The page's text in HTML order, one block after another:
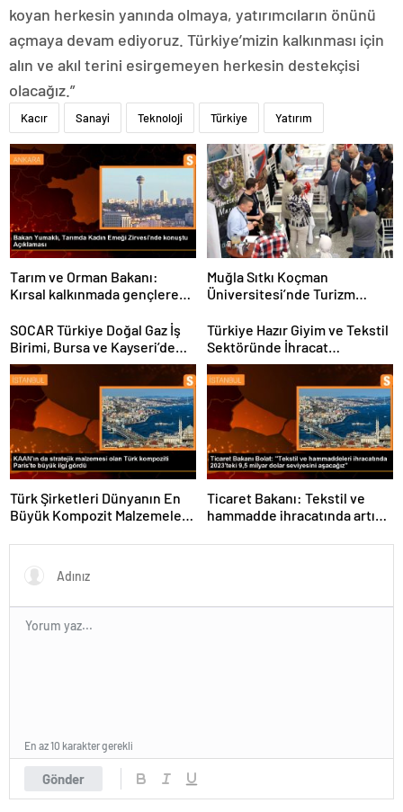
koyan herkesin yanında olmaya, yatırımcıların önünü
açmaya devam ediyoruz. Türkiye’mizin kalkınması için
alın ve akıl terini esirgemeyen herkesin destekçisi
olacağız.”
Kacır Sanayi Teknoloji Türkiye Yatırım
Tarım ve Orman Bakanı:
Kırsal kalkınmada gençlere
yapıyoruz
Muğla Sıtkı Koçman
Üniversitesi’nde Turizm
Buluştu
SOCAR Türkiye Doğal Gaz İş
Birimi, Bursa ve Kayseri’de
Şebeke Uzunluğunu Artıracak
Türkiye Hazır Giyim ve Tekstil
Sektöründe İhracat
Hedeflerini Açıkladı
Türk Şirketleri Dünyanın En
Büyük Kompozit Malzemeler
Ticaret Bakanı: Tekstil ve
hammadde ihracatında artış
Gönder
En az 10 karakter gerekli